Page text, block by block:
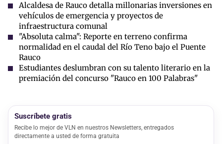
Alcaldesa de Rauco detalla millonarias inversiones en
vehículos de emergencia y proyectos de
infraestructura comunal
"Absoluta calma": Reporte en terreno confirma
normalidad en el caudal del Río Teno bajo el Puente
Rauco
Estudiantes deslumbran con su talento literario en la
premiación del concurso "Rauco en 100 Palabras"
Suscríbete gratis
Recibe lo mejor de VLN en nuestros Newsletters, entregados
directamente a usted de forma gratuita